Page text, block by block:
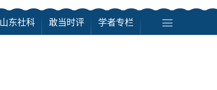
山东社科 敢当时评 学者专栏